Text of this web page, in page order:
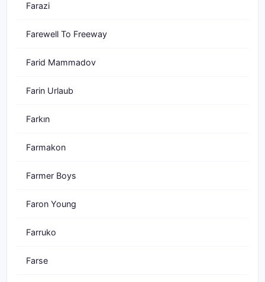
Farazi
Farewell To Freeway
Farid Mammadov
Farin Urlaub
Farkın
Farmakon
Farmer Boys
Faron Young
Farruko
Farse